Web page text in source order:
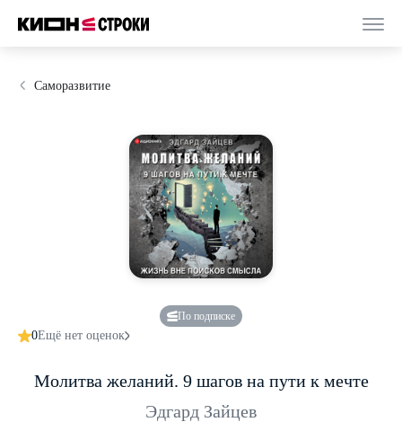
Саморазвитие
По подписке
0Ещё нет оценок
Молитва желаний. 9 шагов на пути к мечте
Эдгард Зайцев